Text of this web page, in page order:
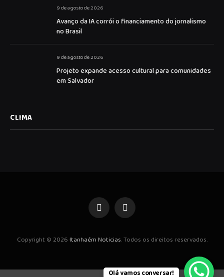
9 de agosto de 2026
Avanço da IA corrói o financiamento do jornalismo
no Brasil
9 de agosto de 2026
Projeto expande acesso cultural para comunidades
em Salvador
CLIMA
FacebookInstagram
Copyright © 2026Itanhaém Noticias. Todos os direitos reservados.
Olá vamos conversar!